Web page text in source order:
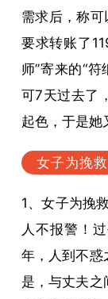
需求后，称可
要求转账了
师”寄来的“
可7天过去了
起色，于是她
女子为挽
1、女子为挽
人不报警！
年，人到不惑
是，与丈夫